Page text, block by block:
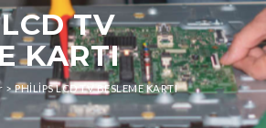
TV
KARTI
>PHİLİPS LCD TV BESLEME KARTI